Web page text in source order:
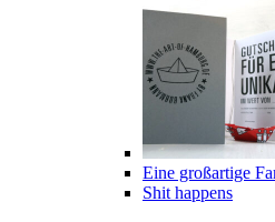
Eine großartige
Shit happens